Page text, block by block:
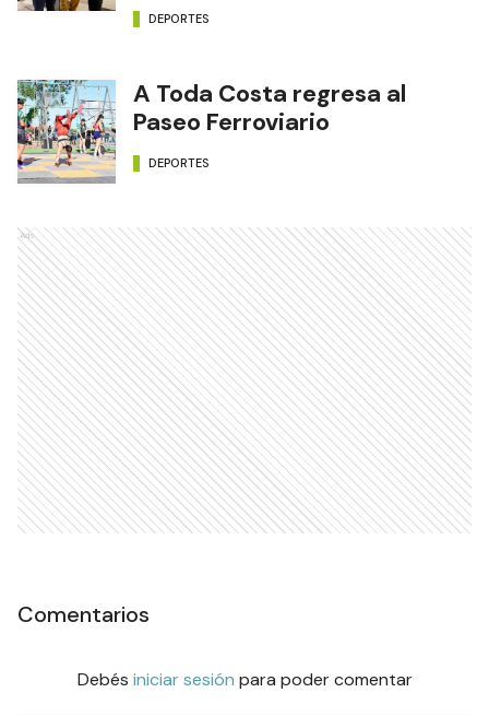
DEPORTES
A Toda Costa regresa al
Paseo Ferroviario
DEPORTES
Ads
Comentarios
Debés iniciar sesión para poder comentar